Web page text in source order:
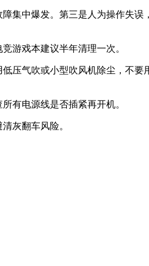
集中爆发。第三是人为操作失误
游戏本建议半年清理一次。
压气吹或小型吹风机除尘，不要
有电源线是否插紧再开机。
灰翻车风险。